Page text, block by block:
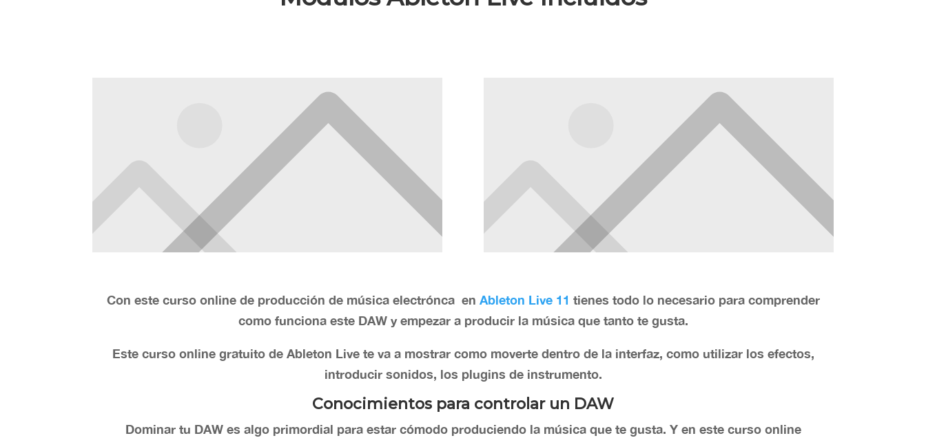
Con este curso online de producción de música electrónca en Ableton Live 11 tienes todo lo necesario para comprender
como funciona este DAW y empezar a producir la música que tanto te gusta.
Este curso online gratuito de Ableton Live te va a mostrar como moverte dentro de la interfaz, como utilizar los efectos,
introducir sonidos, los plugins de instrumento.
Conocimientos para controlar un DAW
Dominar tu DAW es algo primordial para estar cómodo produciendo la música que te gusta. Y en este curso online